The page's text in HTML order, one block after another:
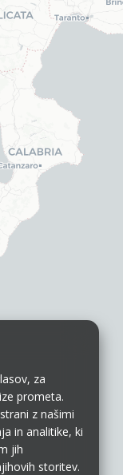
za
prometa.
z našimi
in analitike, ki
jih
storitev.